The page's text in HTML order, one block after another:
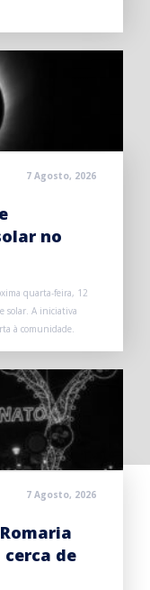
7 Agosto, 2026
no
quarta-feira, 12
solar. A iniciativa
à comunidade.
7 Agosto, 2026
cerca de